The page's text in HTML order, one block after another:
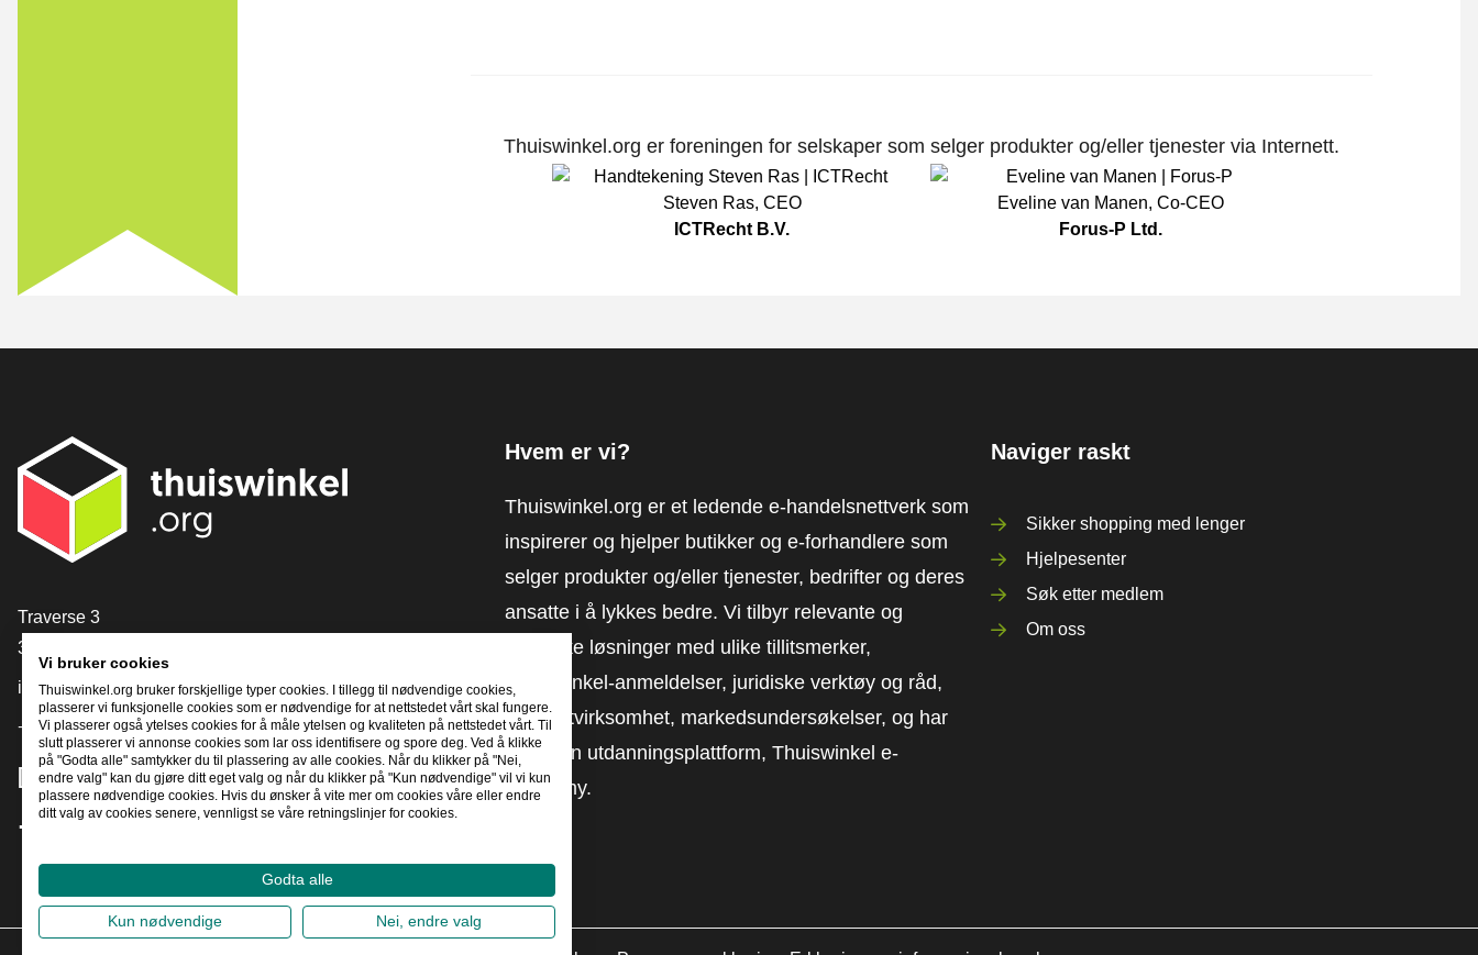
Thuiswinkel.org er foreningen for selskaper som selger produkter og/eller tjenester via Internett.
Steven Ras, CEO
ICTRecht B.V.
Eveline van Manen, Co-CEO
Forus-P Ltd.
[_General:Contact]
Traverse 3
3905 NL Veenendaal
info@thuiswinkel.org
+31 (0)318 64 85 75
[_General:SocialMediaTitle]
Hvem er vi?
Thuiswinkel.org er et ledende e-handelsnettverk som
inspirerer og hjelper butikker og e-forhandlere som
selger produkter og/eller tjenester, bedrifter og deres
ansatte i å lykkes bedre. Vi tilbyr relevante og
praktiske løsninger med ulike tillitsmerker,
Thuiswinkel-anmeldelser, juridiske verktøy og råd,
advokatvirksomhet, markedsundersøkelser, og har
vår egen utdanningsplattform, Thuiswinkel e-
Academy.
Naviger raskt
Sikker shopping med lenger
Hjelpesenter
Søk etter medlem
Om oss
Vi bruker cookies
Thuiswinkel.org bruker forskjellige typer cookies. I tillegg til nødvendige cookies,
plasserer vi funksjonelle cookies som er nødvendige for at nettstedet vårt skal fungere.
Vi plasserer også ytelses cookies for å måle ytelsen og kvaliteten på nettstedet vårt. Til
slutt plasserer vi annonse cookies som lar oss identifisere og spore deg. Ved å klikke
på "Godta alle" samtykker du til plassering av alle cookies. Når du klikker på "Nei,
endre valg" kan du gjøre ditt eget valg og når du klikker på "Kun nødvendige" vil vi kun
plassere nødvendige cookies. Hvis du ønsker å vite mer om cookies våre eller endre
ditt valg av cookies senere, vennligst se våre retningslinjer for cookies.
Godta alle
Kun nødvendige Nei, endre valg